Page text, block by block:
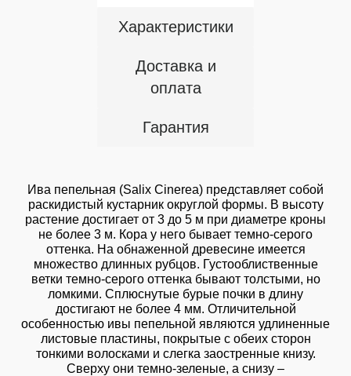
Характеристики
Доставка и
оплата
Гарантия
Ива пепельная (Salix Cinerea) представляет собой
раскидистый кустарник округлой формы. В высоту
растение достигает от 3 до 5 м при диаметре кроны
не более 3 м. Кора у него бывает темно-серого
оттенка. На обнаженной древесине имеется
множество длинных рубцов. Густооблиственные
ветки темно-серого оттенка бывают толстыми, но
ломкими. Сплюснутые бурые почки в длину
достигают не более 4 мм. Отличительной
особенностью ивы пепельной являются удлиненные
листовые пластины, покрытые с обеих сторон
тонкими волосками и слегка заостренные книзу.
Сверху они темно-зеленые, а снизу –